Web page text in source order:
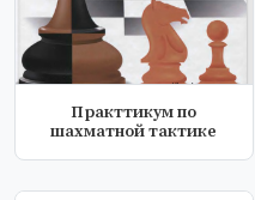
Практтикум по
шахматной тактике